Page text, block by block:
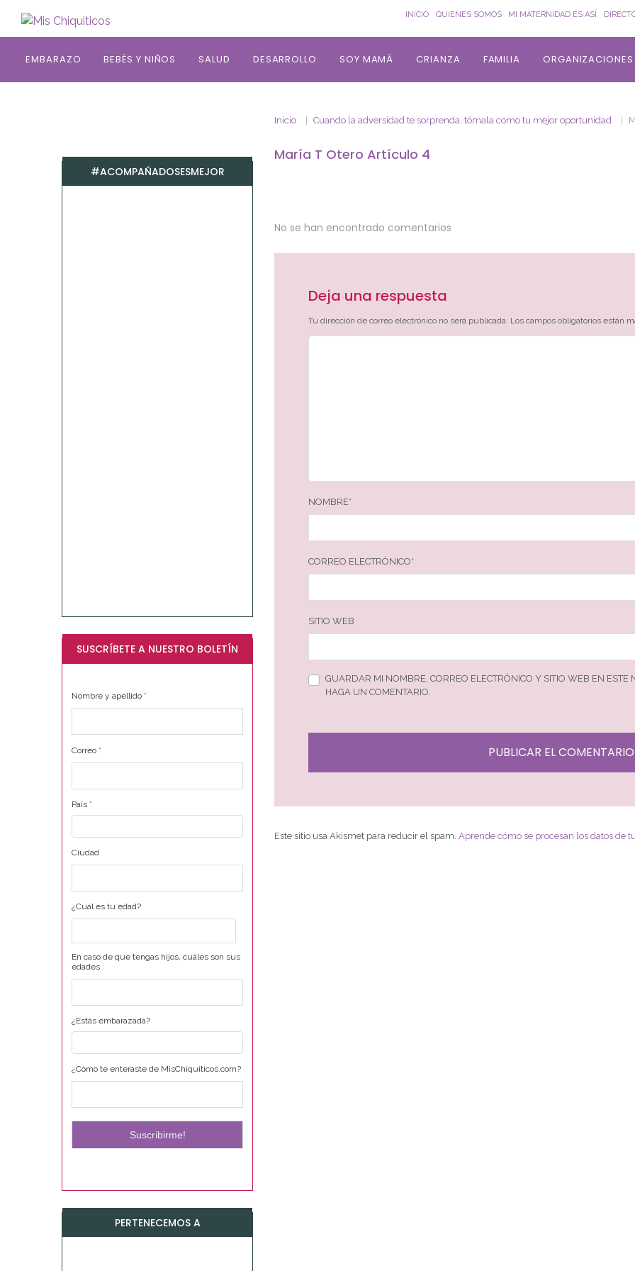
INICIO QUIENES SOMOS MI MATERNIDAD ES ASÍ
EMBARAZO BEBÉS Y NIÑOS SALUD DESARROLLO SOY MAMÁ CRIANZA FAMILIA ORGANIZACIONES
Inicio Cuando la adversidad te sorprenda, tómala como tu mejor oportunidad
María T Otero Artículo 4
No se han encontrado comentarios
Deja una respuesta
Tu dirección de correo electrónico no será publicada. Los campos obligatorios están
NOMBRE*
CORREO ELECTRÓNICO*
SITIO WEB
GUARDAR MI NOMBRE, CORREO ELECTRÓNICO Y SITIO WEB EN
HAGA UN COMENTARIO.
Este sitio usa Akismet para reducir el spam. Aprende cómo se procesan los datos de
#ACOMPAÑADOSESMEJOR
SUSCRÍBETE A NUESTRO BOLETÍN
Nombre y apellido *
Correo *
País *
Ciudad
¿Cuál es tu edad?
En caso de que tengas hijos, cuáles son sus
edades
¿Estás embarazada?
¿Cómo te enteraste de MisChiquiticos.com?
PERTENECEMOS A